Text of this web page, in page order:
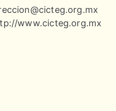
www.cicteg.org.mx